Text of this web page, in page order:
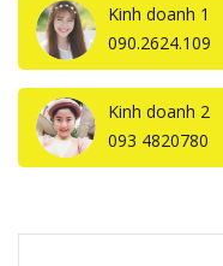
Kinh doanh 1
090.2624.109
Kinh doanh 2
093 4820780